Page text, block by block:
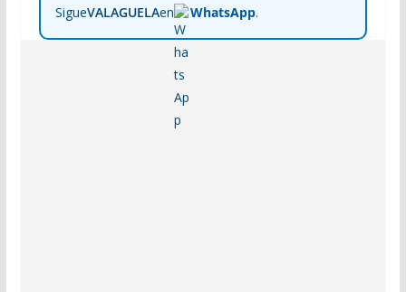
SigueVALAGUELAen WhatsApp.